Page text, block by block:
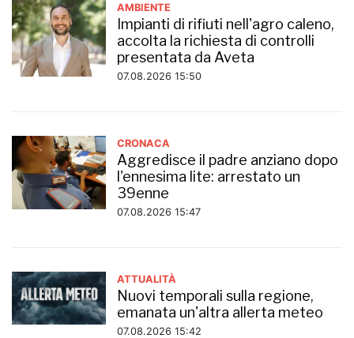
AMBIENTE
Impianti di rifiuti nell'agro caleno,
accolta la richiesta di controlli
presentata da Aveta
07.08.2026 15:50
CRONACA
Aggredisce il padre anziano dopo
l'ennesima lite: arrestato un
39enne
07.08.2026 15:47
ATTUALITÀ
Nuovi temporali sulla regione,
emanata un'altra allerta meteo
07.08.2026 15:42